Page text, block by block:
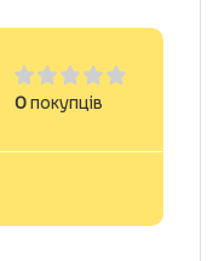
0покупців